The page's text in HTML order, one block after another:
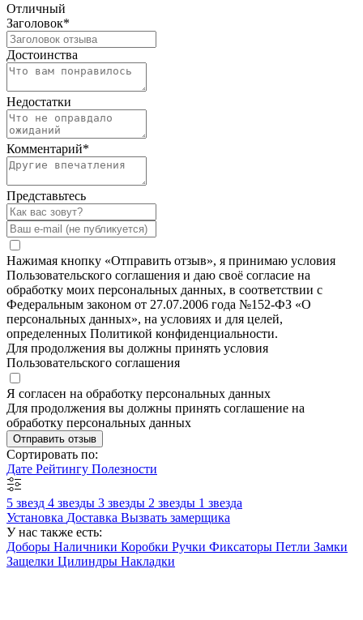
Отличный
Заголовок*
Достоинства
Недостатки
Комментарий*
Представьтесь
Нажимая кнопку «Отправить отзыв», я принимаю условия
Пользовательского соглашения и даю своё согласие на
обработку моих персональных данных, в соответствии с
Федеральным законом от 27.07.2006 года №152-ФЗ «О
персональных данных», на условиях и для целей,
определенных Политикой конфиденциальности.
Для продолжения вы должны принять условия
Пользовательского соглашения
Я согласен на обработку персональных данных
Для продолжения вы должны принять соглашение на
обработку персональных данных
Отправить отзыв
Сортировать по:
Дате Рейтингу Полезности
5 звезд 4 звезды 3 звезды 2 звезды 1 звезда
Установка Доставка Вызвать замерщика
У нас также есть:
Доборы Наличники Коробки Ручки Фиксаторы Петли Замки
Защелки Цилиндры Накладки